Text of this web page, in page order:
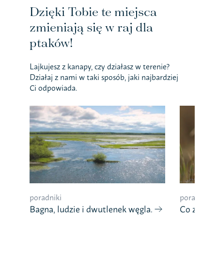
Dzięki Tobie te miejsca
zmieniają się w raj dla
ptaków!
Lajkujesz z kanapy, czy działasz w terenie?
Działaj z nami w taki sposób, jaki najbardziej
Ci odpowiada.
poradniki
Bagna, ludzie i dwutlenek węgla.
poradniki
Co